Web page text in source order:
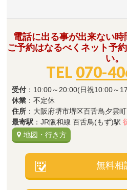
電話に出る事が出来ない時
ご予約はなるべくネット予
い。
TEL 070-
受付 ：10:00～20:00(日祝10:00～
休業 ：不定休
住所 ：大阪府堺市堺区百舌鳥夕雲
最寄駅 ：JR阪和線 百舌鳥(もず)駅
地図・行き方
無料相